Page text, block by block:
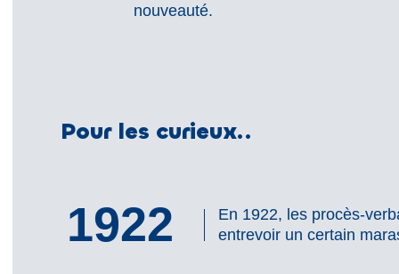
nouveauté.
Pour les curieux..
1922
En 1922, les procès-
entrevoir un certain